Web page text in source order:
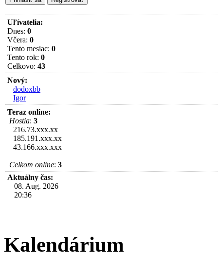
Uľívatelia:
Dnes: 0
Včera: 0
Tento mesiac: 0
Tento rok: 0
Celkovo: 43
Nový:
dodoxbb
Igor
Teraz online:
Hostia: 3
216.73.xxx.xx
185.191.xxx.xx
43.166.xxx.xxx
Celkom online: 3
Aktuálny čas:
08. Aug. 2026
20:36
Kalendárium